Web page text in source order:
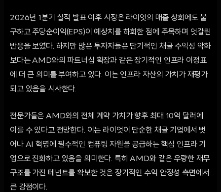
2026년 1분기 실적 발표 이후 시장은 라이엇의 매출 상회에도 불
구하고 주당순이익(EPS)이 예상치를 하회한 점에 주목하며 엇갈린
반응을 보였다. 하지만 많은 투자자들은 단기적인 채굴 수익성 악화
보다는 AMD와의 파트너십 확장과 같은 장기적인 인프라 이정표
에 더 큰 의미를 부여하고 있다. 이는 인프라 자산의 가치가 재평가
되고 있음을 시사한다.
전문가들은 AMD와의 전체 계약 가치가 향후 최대 10억 달러에
이를 수 있다고 전망한다. 이는 라이엇이 단순한 채굴 기업에서 벗
어나 AI 혁명에 필수적인 컴퓨팅 자원을 공급하는 핵심 인프라 기
업으로 진화하고 있음을 의미한다. 특히 AMD와 같은 우량한 재무
구조를 가진 테넌트를 확보한 것은 장기적인 수익 안정성 측면에서
큰 강점이다.